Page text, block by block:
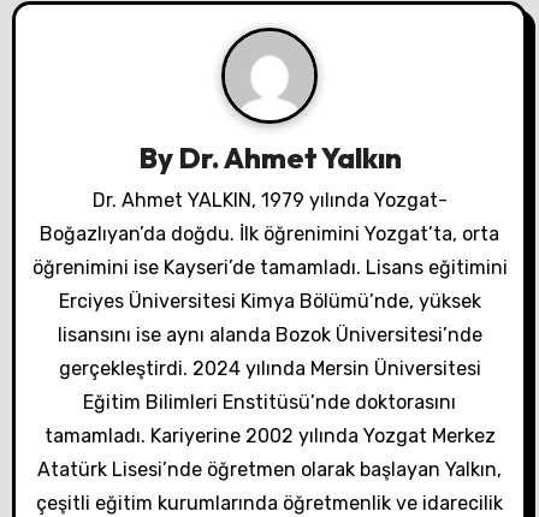
n
m
e
i
By Dr. Ahmet Yalkın
Dr. Ahmet YALKIN, 1979 yılında Yozgat-
Boğazlıyan’da doğdu. İlk öğrenimini Yozgat’ta, orta
öğrenimini ise Kayseri’de tamamladı. Lisans eğitimini
Erciyes Üniversitesi Kimya Bölümü’nde, yüksek
lisansını ise aynı alanda Bozok Üniversitesi’nde
gerçekleştirdi. 2024 yılında Mersin Üniversitesi
Eğitim Bilimleri Enstitüsü’nde doktorasını
tamamladı. Kariyerine 2002 yılında Yozgat Merkez
Atatürk Lisesi’nde öğretmen olarak başlayan Yalkın,
çeşitli eğitim kurumlarında öğretmenlik ve idarecilik